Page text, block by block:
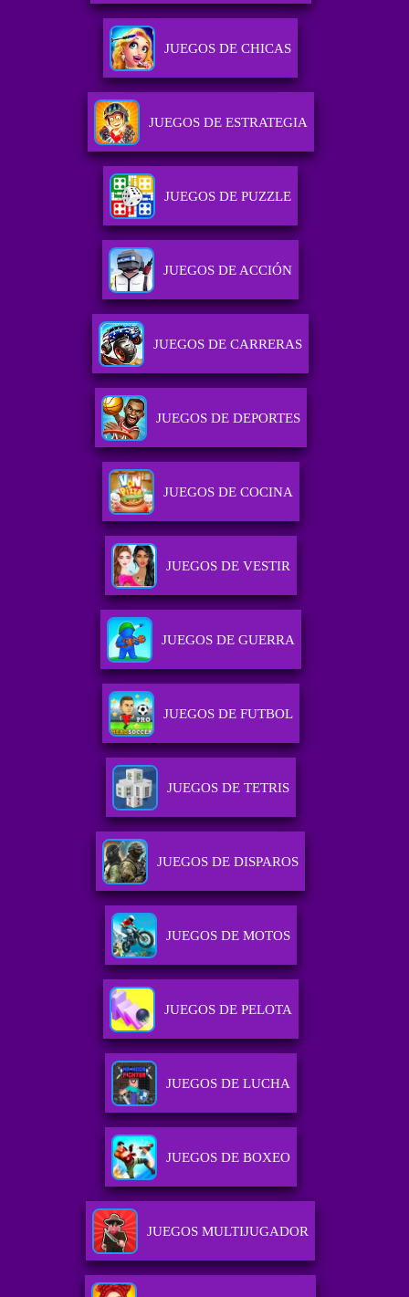
JUEGOS DE CHICAS
JUEGOS DE ESTRATEGIA
JUEGOS DE PUZZLE
JUEGOS DE ACCIÓN
JUEGOS DE CARRERAS
JUEGOS DE DEPORTES
JUEGOS DE COCINA
JUEGOS DE VESTIR
JUEGOS DE GUERRA
JUEGOS DE FUTBOL
JUEGOS DE TETRIS
JUEGOS DE DISPAROS
JUEGOS DE MOTOS
JUEGOS DE PELOTA
JUEGOS DE LUCHA
JUEGOS DE BOXEO
JUEGOS MULTIJUGADOR